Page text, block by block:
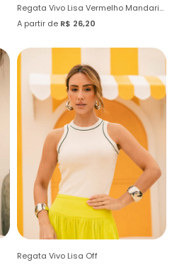
Regata Vivo Lisa Vermelho Mandarim
A partir de R$ 26,20
Regata Vivo Lisa Off